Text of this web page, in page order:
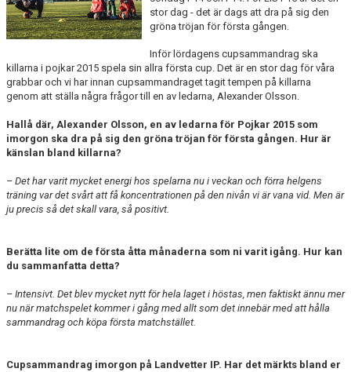
LEDARE
KALENDER
MEDIA
KONTAKT
stor dag - det är dags att dra på sig den
gröna tröjan för första gången.
Inför lördagens cupsammandrag ska
killarna i pojkar 2015 spela sin allra första cup. Det är en stor dag för våra
grabbar och vi har innan cupsammandraget tagit tempen på killarna
genom att ställa några frågor till en av ledarna, Alexander Olsson.
Hallå där, Alexander Olsson, en av ledarna för Pojkar 2015 som
imorgon ska dra på sig den gröna tröjan för första gången. Hur är
känslan bland killarna?
– Det har varit mycket energi hos spelarna nu i veckan och förra helgens
träning var det svårt att få koncentrationen på den nivån vi är vana vid. Men är
ju precis så det skall vara, så positivt.
Berätta lite om de första åtta månaderna som ni varit igång. Hur kan
du sammanfatta detta?
– Intensivt. Det blev mycket nytt för hela laget i höstas, men faktiskt ännu mer
nu när matchspelet kommer i gång med allt som det innebär med att hålla
sammandrag och köpa första matchstället.
Cupsammandrag imorgon på Landvetter IP. Har det märkts bland er